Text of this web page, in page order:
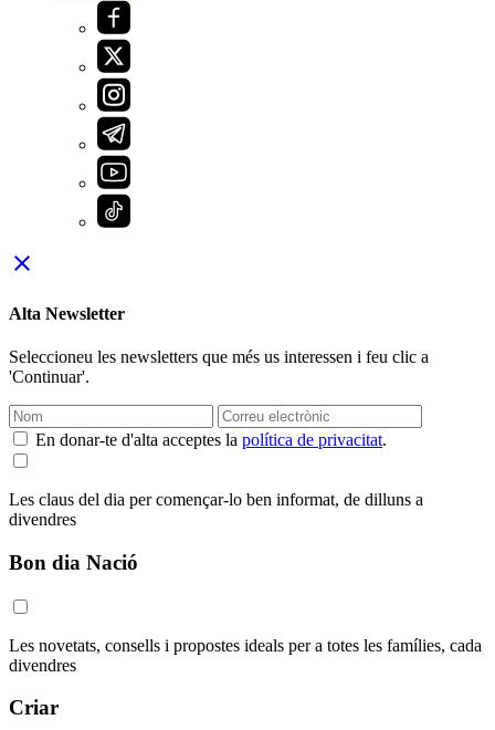
close
Alta Newsletter
Seleccioneu les newsletters que més us interessen i feu clic a
'Continuar'.
En donar-te d'alta acceptes la política de privacitat.
Les claus del dia per començar-lo ben informat, de dilluns a
divendres
Bon dia Nació
Les novetats, consells i propostes ideals per a totes les famílies, cada
divendres
Criar